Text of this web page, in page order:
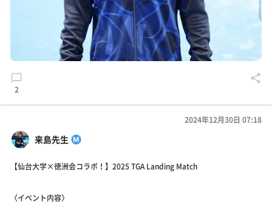
2
来島先生
2024年12月30日 07:18
【仙台大学×徳洲会コラボ！】2025 TGA Landing Match
〈イベント内容〉